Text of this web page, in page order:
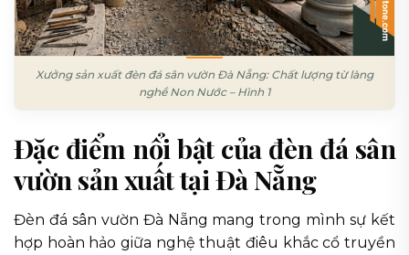
Xưởng sản xuất đèn đá sân vườn Đà Nẵng: Chất lượng từ làng
nghề Non Nước – Hình 1
Đặc điểm nổi bật của đèn đá sân
vườn sản xuất tại Đà Nẵng
Đèn đá sân vườn Đà Nẵng mang trong mình sự kết
hợp hoàn hảo giữa nghệ thuật điêu khắc cổ truyền